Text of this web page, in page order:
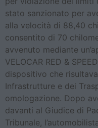
stato sanzionato per
alla velocità di 88,40
consentito di 70
avvenuto mediante
VELOCAR RED &
dispositivo che
Infrastrutture e dei
omologazione. Dopo
davanti al Giudice di
Tribunale,